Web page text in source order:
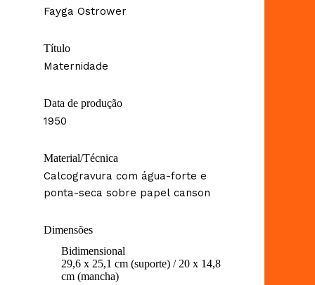
Fayga Ostrower
Título
Maternidade
Data de produção
1950
Material/Técnica
Calcogravura com água-forte e
ponta-seca sobre papel canson
Dimensões
Bidimensional
29,6 x 25,1 cm (suporte) / 20 x 14,8
cm (mancha)